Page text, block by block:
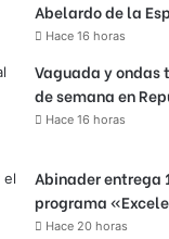
Abelardo de la
Hace 16 horas
Vaguada y
de semana en
Hace 16 horas
Abinader entrega
programa
Hace 20 horas